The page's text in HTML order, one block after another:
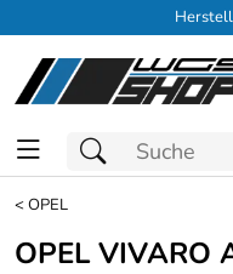
<OPEL
OPEL VIVARO